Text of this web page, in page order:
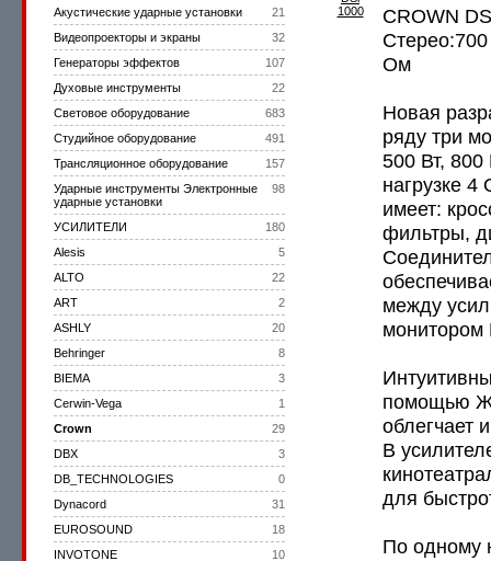
21
Акустические ударные установки
32
Видеопроекторы и экраны
107
Генераторы эффектов
22
Духовые инструменты
683
Световое оборудование
491
Студийное оборудование
157
Трансляционное оборудование
98
Ударные инструменты Электронные
ударные установки
180
УСИЛИТЕЛИ
5
Alesis
22
ALTO
2
ART
20
ASHLY
8
Behringer
3
BIEMA
1
Cerwin-Vega
29
Crown
3
DBX
0
DB_TECHNOLOGIES
31
Dynacord
18
EUROSOUND
10
INVOTONE
CROWN
Ом
Новая
ряду три
500 Вт, 800
нагрузке
имеет:
фильтры,
между
монитором
помощью
облегчает
В
для
По одному